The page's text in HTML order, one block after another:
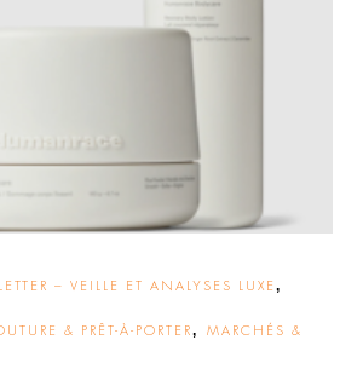
– VEILLE ET ANALYSES LUXE ,
& PRÊT-À-PORTER, MARCHÉS &